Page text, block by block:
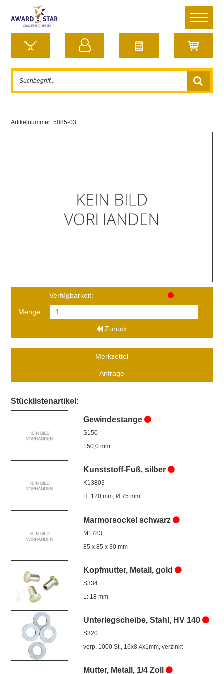
Artikelnummer: 5085-03
Verfügbarkeit:
Menge:
Zurück
Merkzettel
Anfrage
Stücklistenartikel:
Gewindestange
S150
150,0 mm
Kunststoff-Fuß, silber
K13803
H. 120 mm, Ø 75 mm
Marmorsockel schwarz
M1783
85 x 85 x 30 mm
Kopfmutter, Metall, gold
S334
L: 18 mm
Unterlegscheibe, Stahl, HV 140
S320
verp. 1000 St., 16x8,4x1mm, verzinkt
Mutter, Metall, 1/4 Zoll